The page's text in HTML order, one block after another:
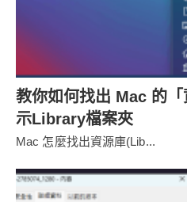
教你如何找出 Mac 的
示Library檔案夾
Mac 怎麼找出資源庫(Lib...